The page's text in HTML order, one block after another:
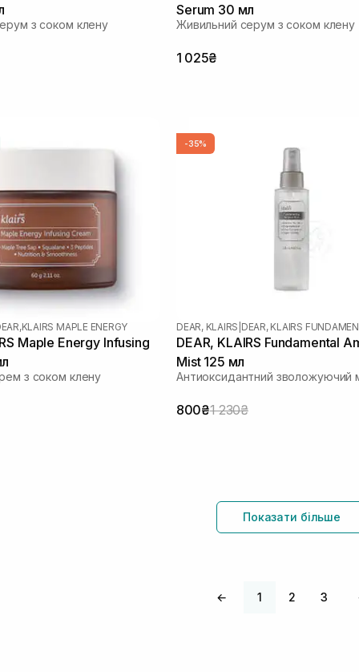
з соком клену
Serum 30 мл
Живильний серум з соком клену
1 025₴
MAPLE ENERGY
Maple Energy Infusing
з соком клену
-35%
DEAR, KLAIRS DEAR, KLAIRS
DEAR, KLAIRS Fundamental
Mist 125 мл
Антиоксидантний зволожуючий
800₴1 230₴
Показати більше
← 1 2 3